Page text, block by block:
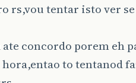
rs,vou tentar isto ver
concordo porem eh
to tentanod